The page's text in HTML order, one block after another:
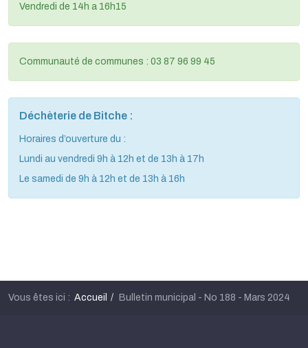
Vendredi de 14h a 16h15
Communauté de communes : 03 87 96 99 45
Déchèterie de Bitche :
Horaires d’ouverture du :
Lundi au vendredi 9h à 12h et de 13h à 17h
Le samedi de 9h à 12h et de 13h à 16h
Vous êtes ici : Accueil Bulletin municipal - No 188 - Mars 2024